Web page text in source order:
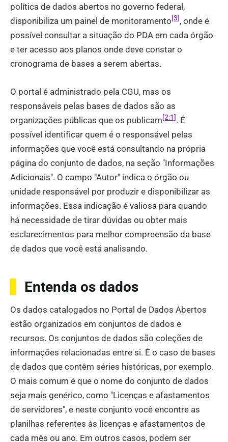
política de dados abertos no governo federal,
disponibiliza um painel de monitoramento[3], onde é
possível consultar a situação do PDA em cada órgão
e ter acesso aos planos onde deve constar o
cronograma de bases a serem abertas.
O portal é administrado pela CGU, mas os
responsáveis pelas bases de dados são as
organizações públicas que os publicam[2:1]. É
possível identificar quem é o responsável pelas
informações que você está consultando na própria
página do conjunto de dados, na seção "Informações
Adicionais". O campo "Autor" indica o órgão ou
unidade responsável por produzir e disponibilizar as
informações. Essa indicação é valiosa para quando
há necessidade de tirar dúvidas ou obter mais
esclarecimentos para melhor compreensão da base
de dados que você está analisando.
Entenda os dados
Os dados catalogados no Portal de Dados Abertos
estão organizados em conjuntos de dados e
recursos. Os conjuntos de dados são coleções de
informações relacionadas entre si. É o caso de bases
de dados que contêm séries históricas, por exemplo.
O mais comum é que o nome do conjunto de dados
seja mais genérico, como "Licenças e afastamentos
de servidores", e neste conjunto você encontre as
planilhas referentes às licenças e afastamentos de
cada mês ou ano. Em outros casos, podem ser